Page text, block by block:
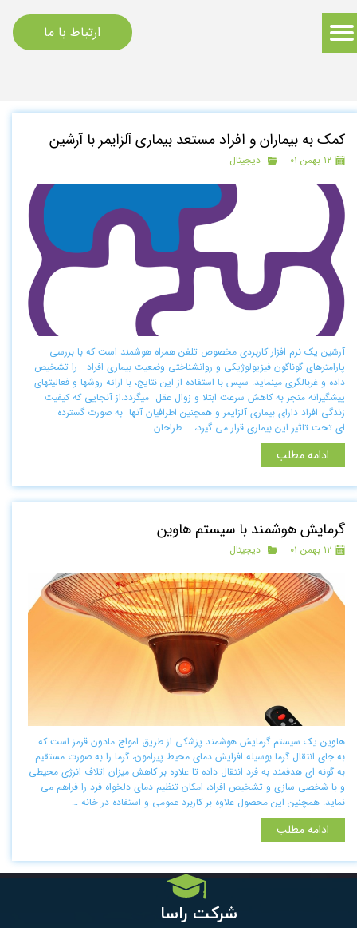
ارتباط با ما
کمک به بیماران و افراد مستعد بیماری آلزایمر با آرشین
۱۲ بهمن ۰۱ دیجیتال
آرشین یک نرم ­افزار کاربردی مخصوص تلفن همراه هوشمند است که با بررسی
پارامترهای گوناگون فیزیولوژیکی و روانشناختی وضعیت بیماری افراد را تشخیص
داده و غربال­گری می­نماید. سپس با استفاده از این نتایج، با ارائه روش­ها و فعالیت­های
پیشگیرانه منجر به کاهش سرعت ابتلا و زوال عقل می­گردد.از آنجایی که کیفیت
زندگی افراد دارای بیماری آلزایمر و همچنین اطرافیان آنها به صورت گسترده
ای تحت تاثیر این بیماری قرار می گیرد، طراحان …
ادامه مطلب
گرمایش هوشمند با سیستم هاوین
۱۲ بهمن ۰۱ دیجیتال
هاوین یک سیستم گرمایش هوشمند پزشکی از طریق امواج مادون قرمز است که
به جای انتقال گرما بوسیله افزایش دمای محیط پیرامون، گرما را به صورت مستقیم
به گونه ای هدفمند به فرد انتقال داده تا علاوه بر کاهش میزان اتلاف انرژی محیطی
و با شخصی سازی و تشخیص افراد، امکان تنظیم دمای دلخواه فرد را فراهم می
نماید. همچنین این محصول علاوه بر کاربرد عمومی و استفاده در خانه …
ادامه مطلب
شرکت راسا